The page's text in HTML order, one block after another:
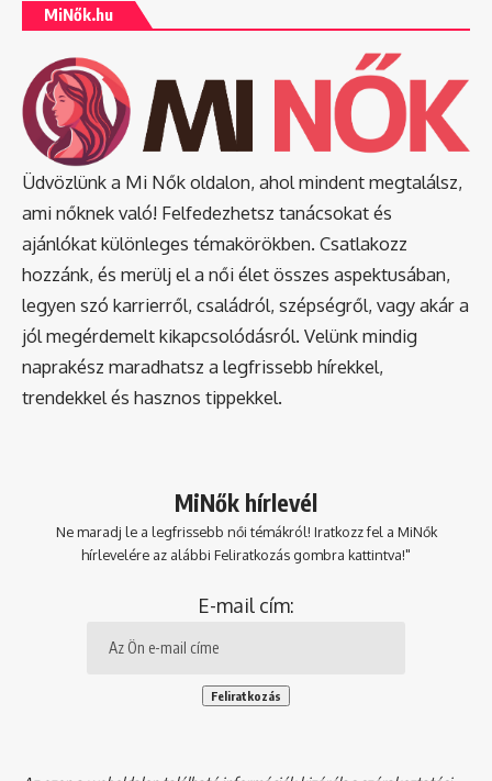
MiNők.hu
Üdvözlünk a Mi Nők oldalon, ahol mindent megtalálsz,
ami nőknek való! Felfedezhetsz tanácsokat és
ajánlókat különleges témakörökben. Csatlakozz
hozzánk, és merülj el a női élet összes aspektusában,
legyen szó karrierről, családról, szépségről, vagy akár a
jól megérdemelt kikapcsolódásról. Velünk mindig
naprakész maradhatsz a legfrissebb hírekkel,
trendekkel és hasznos tippekkel.
MiNők hírlevél
Ne maradj le a legfrissebb női témákról! Iratkozz fel a MiNők
hírlevelére az alábbi Feliratkozás gombra kattintva!"
E-mail cím: